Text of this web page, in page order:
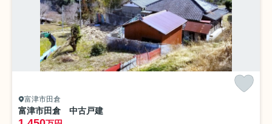
富津市田倉
富津市田倉 中古戸建